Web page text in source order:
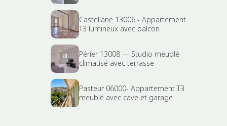
Castellane 13006 - Appartement
T3 lumineux avec balcon
Périer 13008 — Studio meublé
climatisé avec terrasse
Pasteur 06000- Appartement T3
meublé avec cave et garage